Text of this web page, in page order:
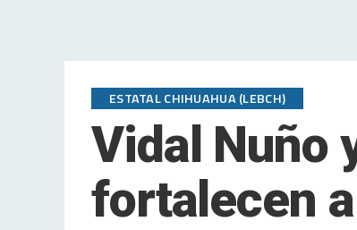
ESTATAL CHIHUAHUA (LEBCH)
Vidal Nuño
fortalecen